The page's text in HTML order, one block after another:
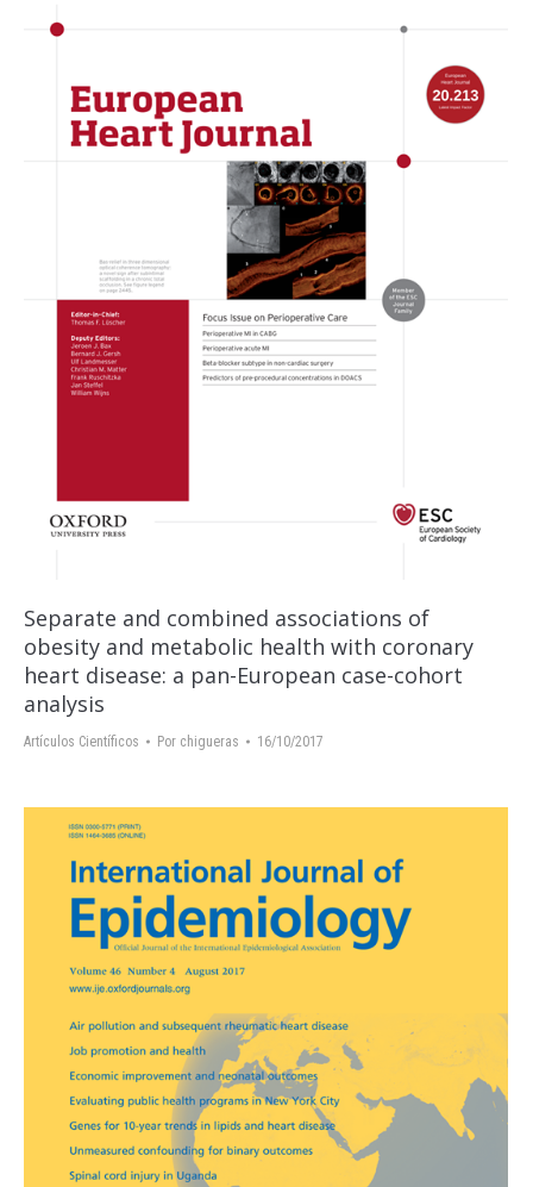
Separate and combined associations of
obesity and metabolic health with coronary
heart disease: a pan-European case-cohort
analysis
Artículos Científicos Por chigueras 16/10/2017